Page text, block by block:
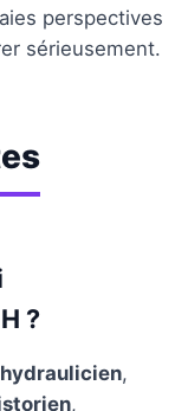
perspectives
sérieusement.
?
hydraulicien,
,